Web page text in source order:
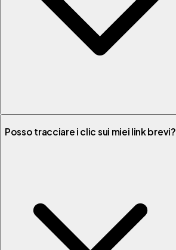
Posso tracciare i clic sui miei link brevi?